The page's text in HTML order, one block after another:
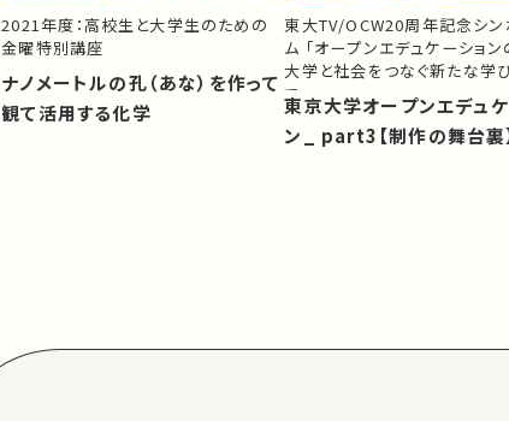
2021年度：高校生と大学生のための
金曜特別講座
ナノメートルの孔（あな）を作って
観て活用する化学
東大TV/OCW20周年記念シン
ム 「オープンエデュケーション
大学と社会をつなぐ新たな学
て」
東京大学オープンエデュ
ン_ part3【制作の舞台裏